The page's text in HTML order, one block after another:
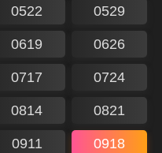
0522 0529
0619 0626
0717 0724
0814 0821
0911 0918